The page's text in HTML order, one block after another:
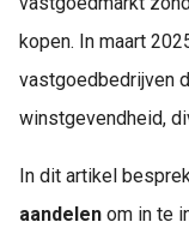
kopen. In maart
vastgoedbedrijven
winstgevendheid,
In dit artikel
aandelen om in te